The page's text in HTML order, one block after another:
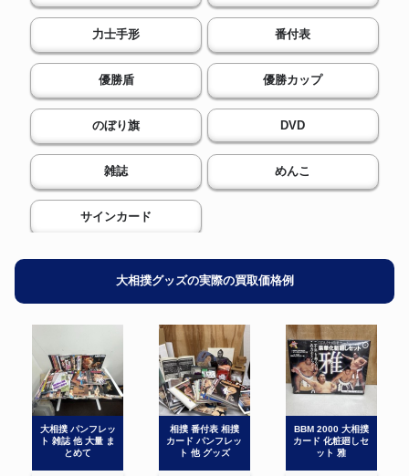
力士手形 番付表
優勝盾 優勝カップ
のぼり旗 DVD
雑誌 めんこ
サインカード
大相撲グッズの実際の買取価格例
大相撲 パンフレッ
ト 雑誌 他 大量 ま
とめて
相撲 番付表 相撲
カード パンフレッ
ト 他 グッズ
BBM 2000 大相撲
カード 化粧廻しセ
ット 雅